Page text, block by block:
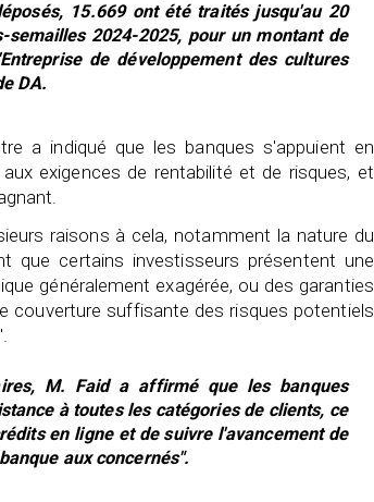
15.669 ont été traités jusqu'au 20
2024-2025, pour un montant de
de développement des cultures
DA.
a indiqué que les banques s'appuient en
exigences de rentabilité et de risques, et
raisons à cela, notamment la nature du
que certains investisseurs présentent une
généralement exagérée, ou des garanties
couverture suffisante des risques potentiels
M. Faid a affirmé que les banques
à toutes les catégories de clients, ce
en ligne et de suivre l'avancement de
aux concernés".